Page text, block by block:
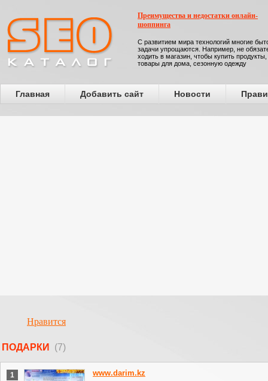
Преимущества и недостатки онлайн-
шоппинга
С развитием мира технологий многие
задачи упрощаются. Например, не
ходить в магазин, чтобы купить продукты,
товары для дома, сезонную одежду
Главная Добавить сайт Новости
Нравится
ПОДАРКИ (7)
1
www.darim.kz